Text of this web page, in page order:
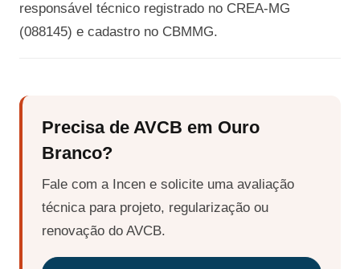
responsável técnico registrado no CREA-MG
(088145) e cadastro no CBMMG.
Precisa de AVCB em Ouro
Branco?
Fale com a Incen e solicite uma avaliação
técnica para projeto, regularização ou
renovação do AVCB.